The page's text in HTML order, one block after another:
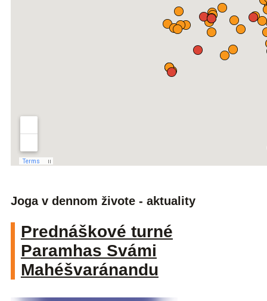
Joga v dennom živote - aktuality
Prednáškové turné
Paramhas Svámi
Mahéšvaránandu